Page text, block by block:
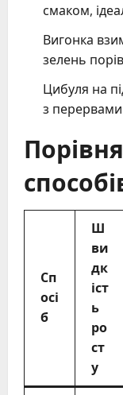
смаком,
Вигонка
зелень
Цибуля на
з перервами
Сп
осі
б
Ш
ви
дк
іст
ь
ро
ст
у